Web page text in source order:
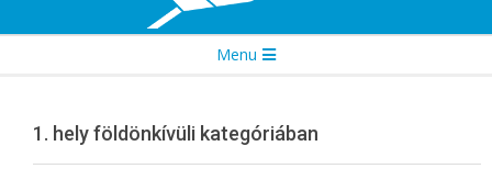
Menu
1. hely földönkívüli kategóriában